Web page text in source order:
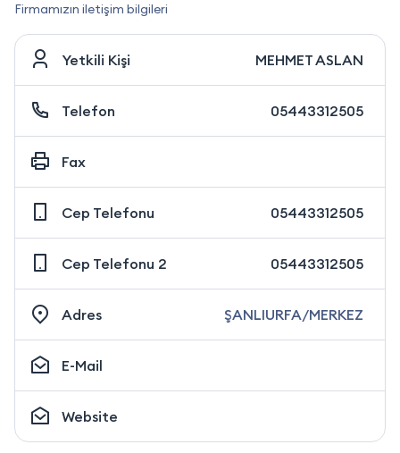
Firmamızın iletişim bilgileri
Yetkili Kişi MEHMET ASLAN
Telefon 05443312505
Fax
Cep Telefonu 05443312505
Cep Telefonu 2 05443312505
Adres ŞANLIURFA/MERKEZ
E-Mail
Website